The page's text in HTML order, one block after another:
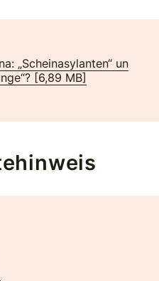
„Scheinasylanten“ un
[6,89 MB]